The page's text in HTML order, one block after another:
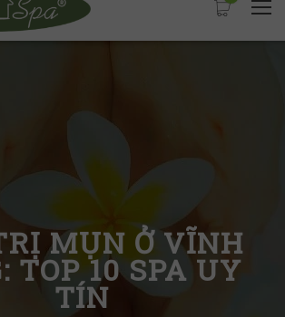
MỤN Ở VĨNH
TOP 10 SPA UY
TÍN